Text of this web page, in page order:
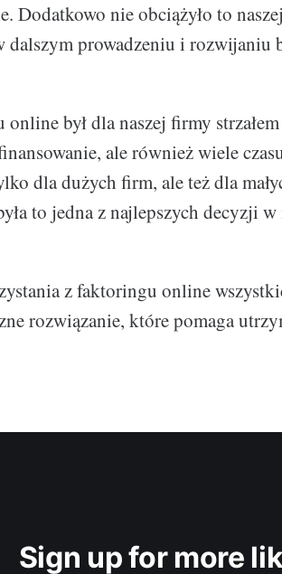
Dodatkowo nie obciążyło to
dalszym prowadzeniu i rozwijaniu
był dla naszej firmy
ale również wiele
dla dużych firm, ale też dla
to jedna z najlepszych decyzji
z faktoringu online
rozwiązanie, które pomaga
Sign up for more